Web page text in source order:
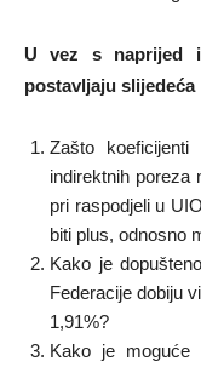
U vez s naprijed
postavljaju slijedeća
Zašto koeficijenti
indirektnih poreza
pri raspodjeli u
biti plus, odnosno
Kako je
Federacije dobiju
1,91%?
Kako je